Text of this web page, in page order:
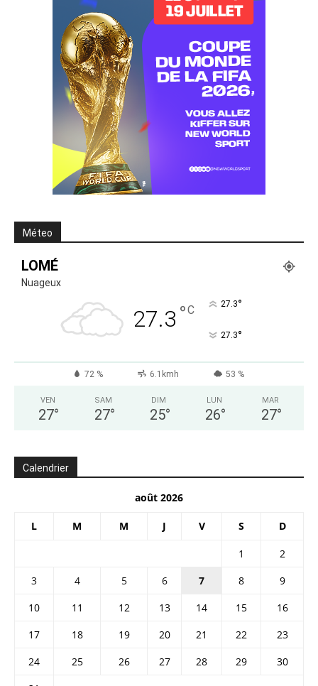
Méteo
LOMÉ
Nuageux
27.3 °C 27.3°
27.3°
72 % 6.1kmh 53 %
VEN
27°
SAM
27°
DIM
25°
LUN
26°
MAR
27°
Calendrier
août 2026
L M M J V S D
1
2
3
4 5 6 7 8
9
10
11 12 13 14 15
16
17
18 19 20 21 22
23
24
25 26 27 28 29
30